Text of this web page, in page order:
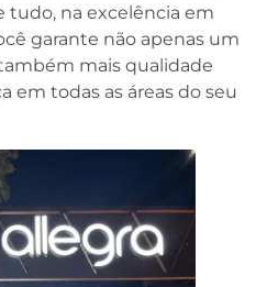
tudo, na excelência em
garante não apenas um
mais qualidade
em todas as áreas do seu